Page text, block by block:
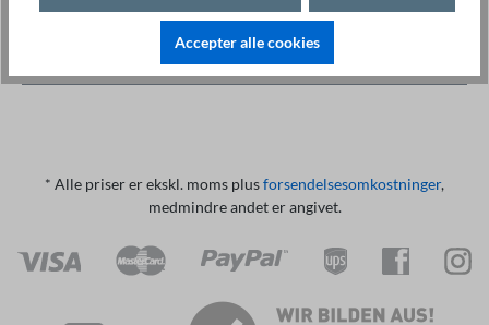
Highlights Enheder: ST500 Dimensioner (B/H/D):
90/135.5/22 mm inkl. 2m kabelMere om det
* Alle priser er ekskl. moms plusforsendelsesomkostninger,
medmindre andet er angivet.
Accepter alle cookies